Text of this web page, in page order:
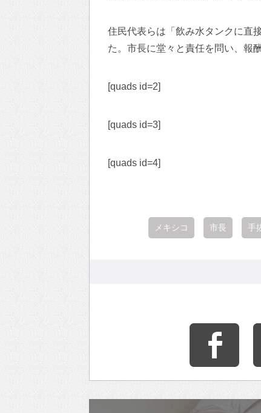
住民代表らは「飲み水タンクに直
た。市長に堂々と責任を問い、報
[quads id=2]
[quads id=3]
[quads id=4]
メキシコ 市長 手